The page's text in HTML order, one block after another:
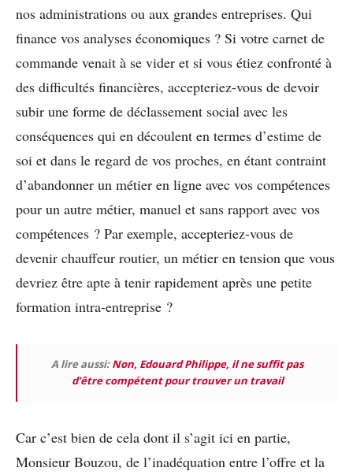
nos administrations ou aux grandes entreprises. Qui
finance vos analyses économiques ? Si votre carnet de
commande venait à se vider et si vous étiez confronté à
des difficultés financières, accepteriez-vous de devoir
subir une forme de déclassement social avec les
conséquences qui en découlent en termes d’estime de
soi et dans le regard de vos proches, en étant contraint
d’abandonner un métier en ligne avec vos compétences
pour un autre métier, manuel et sans rapport avec vos
compétences ? Par exemple, accepteriez-vous de
devenir chauffeur routier, un métier en tension que vous
devriez être apte à tenir rapidement après une petite
formation intra-entreprise ?
A lire aussi:Non, Edouard Philippe, il ne suffit pas
d’être compétent pour trouver un travail
Car c’est bien de cela dont il s’agit ici en partie,
Monsieur Bouzou, de l’inadéquation entre l’offre et la